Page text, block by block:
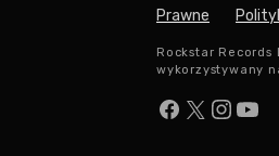
Prawne
Rockstar
wykorzystywany